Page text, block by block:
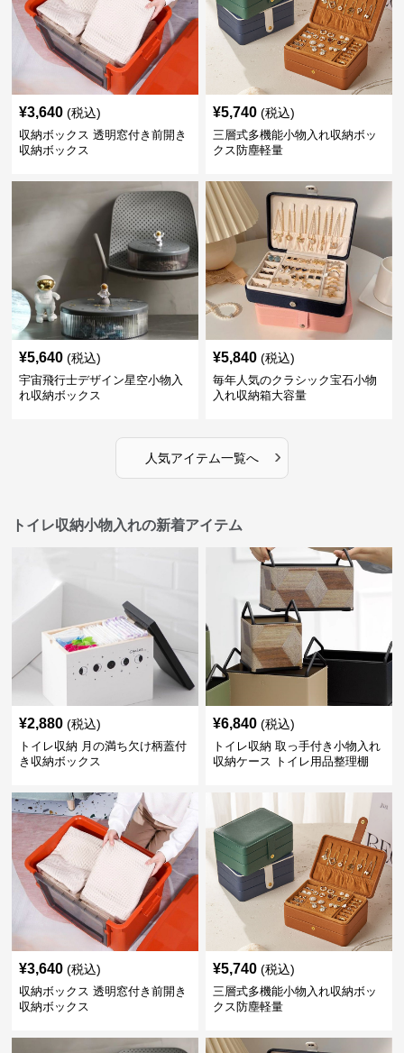
¥3,640 (税込)
収納ボックス 透明窓付き前開き
収納ボックス
¥5,740 (税込)
三層式多機能小物入れ収納ボッ
クス防塵軽量
¥5,640 (税込)
宇宙飛行士デザイン星空小物入
れ収納ボックス
¥5,840 (税込)
毎年人気のクラシック宝石小物
入れ収納箱大容量
人気アイテム一覧へ ›
トイレ収納小物入れの新着アイテム
¥2,880 (税込)
トイレ収納 月の満ち欠け柄蓋付
き収納ボックス
¥6,840 (税込)
トイレ収納 取っ手付き小物入れ
収納ケース トイレ用品整理棚
¥3,640 (税込)
収納ボックス 透明窓付き前開き
収納ボックス
¥5,740 (税込)
三層式多機能小物入れ収納ボッ
クス防塵軽量